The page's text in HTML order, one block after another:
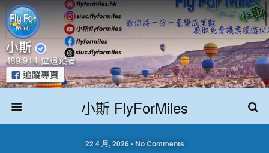
小斯 FlyForMiles
22 4 月, 2026 • No Comments